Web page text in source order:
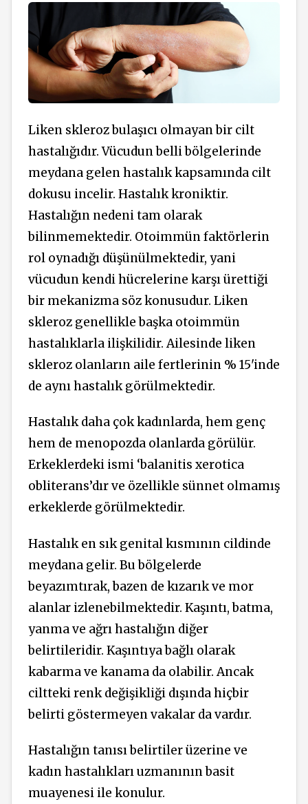
Liken skleroz bulaşıcı olmayan bir cilt
hastalığıdır. Vücudun belli bölgelerinde
meydana gelen hastalık kapsamında cilt
dokusu incelir. Hastalık kroniktir.
Hastalığın nedeni tam olarak
bilinmemektedir. Otoimmün faktörlerin
rol oynadığı düşünülmektedir, yani
vücudun kendi hücrelerine karşı ürettiği
bir mekanizma söz konusudur. Liken
skleroz genellikle başka otoimmün
hastalıklarla ilişkilidir. Ailesinde liken
skleroz olanların aile fertlerinin % 15'inde
de aynı hastalık görülmektedir.
Hastalık daha çok kadınlarda, hem genç
hem de menopozda olanlarda görülür.
Erkeklerdeki ismi ‘balanitis xerotica
obliterans’dır ve özellikle sünnet olmamış
erkeklerde görülmektedir.
Hastalık en sık genital kısmının cildinde
meydana gelir. Bu bölgelerde
beyazımtırak, bazen de kızarık ve mor
alanlar izlenebilmektedir. Kaşıntı, batma,
yanma ve ağrı hastalığın diğer
belirtileridir. Kaşıntıya bağlı olarak
kabarma ve kanama da olabilir. Ancak
ciltteki renk değişikliği dışında hiçbir
belirti göstermeyen vakalar da vardır.
Hastalığın tanısı belirtiler üzerine ve
kadın hastalıkları uzmanının basit
muayenesi ile konulur.